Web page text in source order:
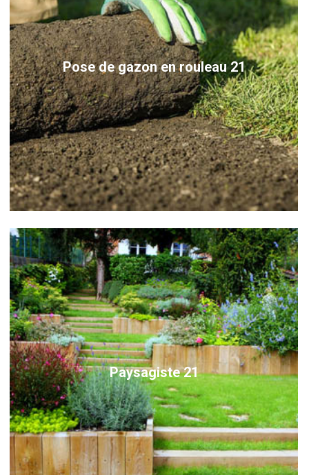
Pose de gazon en rouleau 21
Paysagiste 21